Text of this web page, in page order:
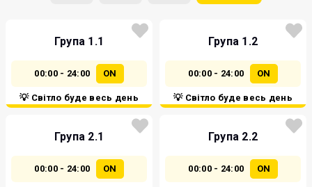
Група 1.1
00:00 - 24:00 ON
💡 Світло буде весь день
Група 1.2
00:00 - 24:00 ON
💡 Світло буде весь день
Група 2.1
00:00 - 24:00 ON
Група 2.2
00:00 - 24:00 ON